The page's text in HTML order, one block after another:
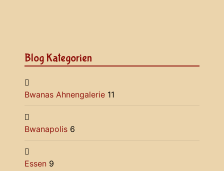
Blog Kategorien
Bwanas Ahnengalerie 11
Bwanapolis 6
Essen 9